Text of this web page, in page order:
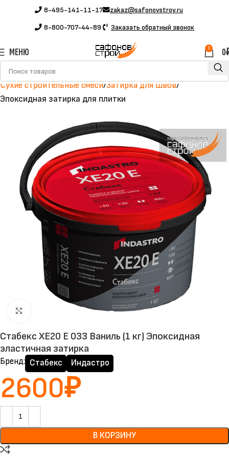
8-495-141-11-17
8-800-707-44-89
zakaz@safonovstroy.ru
Заказать обратный звонок
МЕНЮ 0 0
Главная Каталог
Сухие строительные смеси Затирка для швов
Эпоксидная затирка для плитки
Нажмите, чтобы увеличить
Стабекс XE20 E 033 Ваниль (1 кг) Эпоксидная
эластичная затирка
Бренд: Стабекс Индастро
2600₽
В КОРЗИНУ